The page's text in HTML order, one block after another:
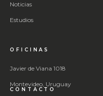
Noticias
Estudios
OFICINAS
Javier de Viana 1018
Montevideo, Uruguay
CONTACTO